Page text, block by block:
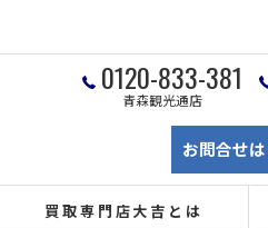
0120-833-381
青森観光通店
お問合せ
買取専門店大吉とは